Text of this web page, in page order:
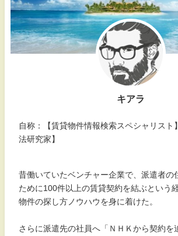
キアラ
自称：【賃貸物件情報検索スペシャリスト
法研究家】
昔働いていたベンチャー企業で、派遣者の
ために100件以上の賃貸契約を結ぶという
物件の探し方ノウハウを身に着けた。
さらに派遣先の社員へ「ＮＨＫから契約を